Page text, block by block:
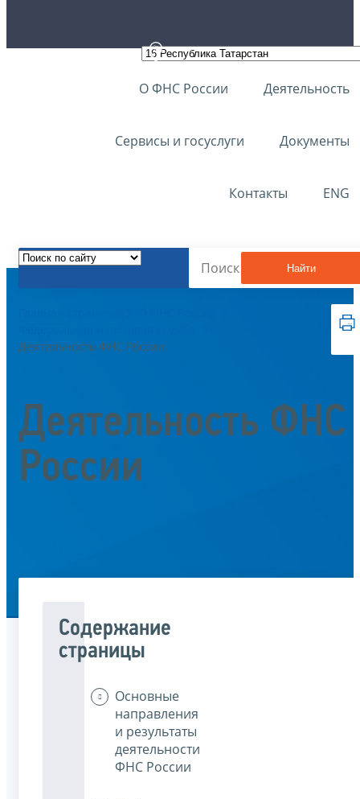
О ФНС России Деятельность
Сервисы и госуслуги Документы
Контакты ENG
Найти
Деятельность ФНС России
Деятельность ФНС
России
Содержание
страницы
Основные
направления
и результаты
деятельности
ФНС России